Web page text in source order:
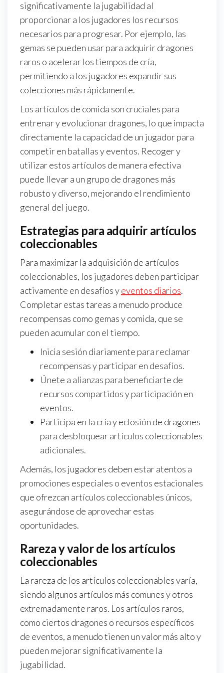
significativamente la jugabilidad al
proporcionar a los jugadores los recursos
necesarios para progresar. Por ejemplo, las
gemas se pueden usar para adquirir dragones
raros o acelerar los tiempos de cría,
permitiendo a los jugadores expandir sus
colecciones más rápidamente.
Los artículos de comida son cruciales para
entrenar y evolucionar dragones, lo que impacta
directamente la capacidad de un jugador para
competir en batallas y eventos. Recoger y
utilizar estos artículos de manera efectiva
puede llevar a un grupo de dragones más
robusto y diverso, mejorando el rendimiento
general del juego.
Estrategias para adquirir artículos
coleccionables
Para maximizar la adquisición de artículos
coleccionables, los jugadores deben participar
activamente en desafíos yeventos diarios.
Completar estas tareas a menudo produce
recompensas como gemas y comida, que se
pueden acumular con el tiempo.
Inicia sesión diariamente para reclamar
recompensas y participar en desafíos.
Únete a alianzas para beneficiarte de
recursos compartidos y participación en
eventos.
Participa en la cría y eclosión de dragones
para desbloquear artículos coleccionables
adicionales.
Además, los jugadores deben estar atentos a
promociones especiales o eventos estacionales
que ofrezcan artículos coleccionables únicos,
asegurándose de aprovechar estas
oportunidades.
Rareza y valor de los artículos
coleccionables
La rareza de los artículos coleccionables varía,
siendo algunos artículos más comunes y otros
extremadamente raros. Los artículos raros,
como ciertos dragones o recursos específicos
de eventos, a menudo tienen un valor más alto y
pueden mejorar significativamente la
jugabilidad.